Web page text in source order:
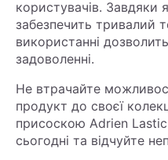
користувачів. Завдяки
забезпечить тривалий
використанні
задоволенні.
Не втрачайте
продукт до своєї
присоскою Adrien
сьогодні та відчуйте